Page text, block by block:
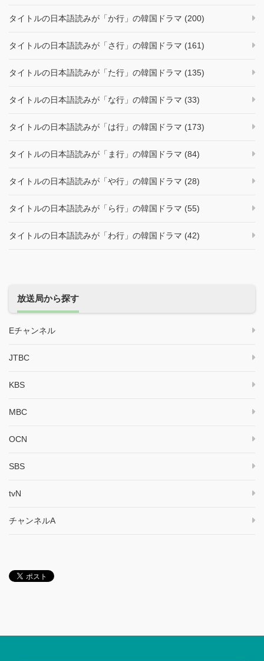
タイトルの日本語読みが「か行」の韓国ドラマ (200)
タイトルの日本語読みが「さ行」の韓国ドラマ (161)
タイトルの日本語読みが「た行」の韓国ドラマ (135)
タイトルの日本語読みが「な行」の韓国ドラマ (33)
タイトルの日本語読みが「は行」の韓国ドラマ (173)
タイトルの日本語読みが「ま行」の韓国ドラマ (84)
タイトルの日本語読みが「や行」の韓国ドラマ (28)
タイトルの日本語読みが「ら行」の韓国ドラマ (55)
タイトルの日本語読みが「わ行」の韓国ドラマ (42)
放送局から探す
Eチャンネル
JTBC
KBS
MBC
OCN
SBS
tvN
チャンネルA